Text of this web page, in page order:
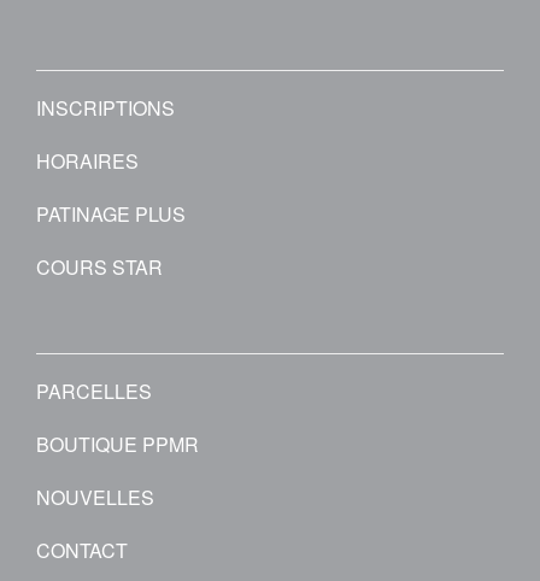
INSCRIPTIONS
HORAIRES
PATINAGE PLUS
COURS STAR
PARCELLES
BOUTIQUE PPMR
NOUVELLES
CONTACT